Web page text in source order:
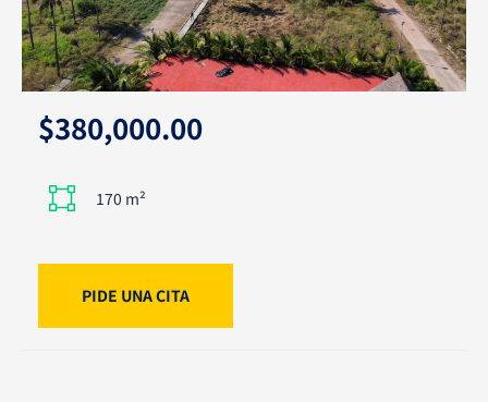
$380,000.00
170 m²
PIDE UNA CITA